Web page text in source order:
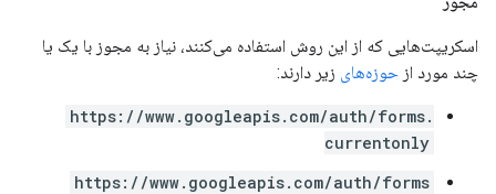
اسکریپت‌هایی که از این روش استفاده می‌کنند، نیاز به مجوز با یک یا
چند مورد از حوزه‌های زیر دارند:
https://www.googleapis.com/auth/forms.
currentonly
https://www.googleapis.com/auth/forms